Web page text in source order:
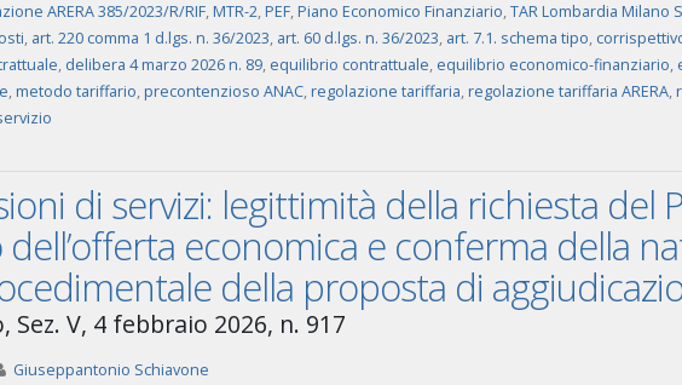
ARERA 385/2023/R/RIF,MTR-2,PEF,Piano Economico Finanziario,TAR Lombardia Milano
, art. 220 comma 1 d.lgs. n. 36/2023, art. 60 d.lgs. n. 36/2023, art. 7.1. schema tipo,
, delibera 4 marzo 2026 n. 89, equilibrio contrattuale, equilibrio economico-finanziario,
,metodo tariffario,precontenzioso ANAC,regolazione tariffaria,regolazione tariffaria ARERA,
di servizi: legittimità della richiesta del
economica e conferma della
della proposta di
Sez. V, 4 febbraio 2026, n. 917
Giuseppantonio Schiavone